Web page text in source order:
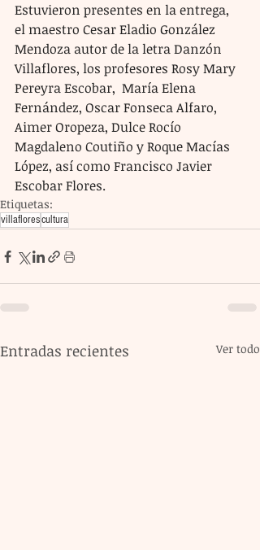
Estuvieron presentes en la entrega,
el maestro Cesar Eladio González
Mendoza autor de la letra Danzón
Villaflores, los profesores Rosy Mary
Pereyra Escobar,  María Elena
Fernández, Oscar Fonseca Alfaro,
Aimer Oropeza, Dulce Rocío
Magdaleno Coutiño y Roque Macías
López, así como Francisco Javier
Escobar Flores.
Etiquetas:
villaflorescultura
Entradas recientes Ver todo